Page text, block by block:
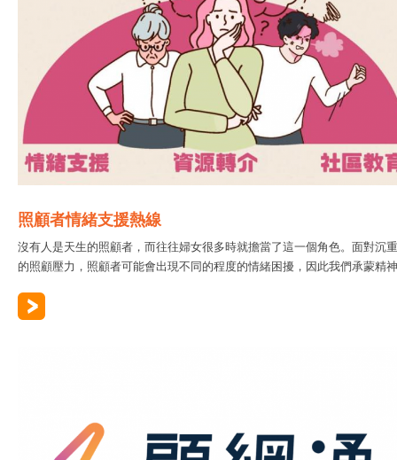
照顧者情緒支援熱線
沒有人是天生的照顧者，而往往婦女很多時就擔當了這一個角色。面對沉重
的照顧壓力，照顧者可能會出現不同的程度的情緒困擾，因此我們承蒙精